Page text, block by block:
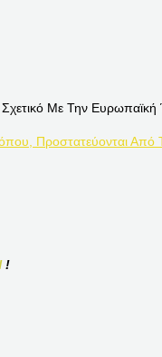
Με Την
Προστατεύονται Από
!